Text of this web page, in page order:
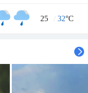
25 / 32°C